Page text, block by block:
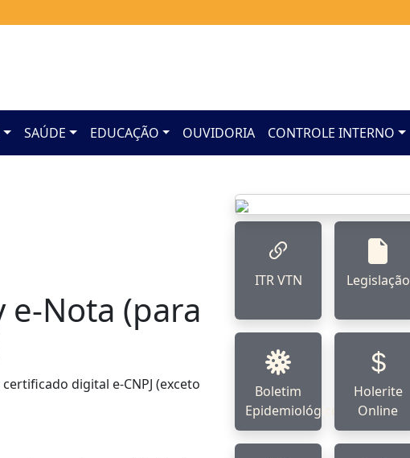
SAÚDE EDUCAÇÃO OUVIDORIA CONTROLE INTERNO
e-Nota (para
digital e-CNPJ (exceto
ITR VTN Legislação
Boletim
Epidemiológico
Holerite
Online